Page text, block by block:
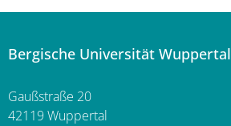
Bergische Universität Wuppertal
Gaußstraße 20
42119 Wuppertal